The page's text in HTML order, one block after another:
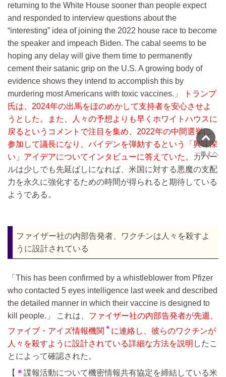
returning to the White House sooner than people expect
and responded to interview questions about the
“interesting” idea of joining the 2022 house race to become
the speaker and impeach Biden. The cabal seems to be
hoping any delay will give them time to permanently
cement their satanic grip on the U.S. A growing body of
evidence shows they intend to accomplish this by
murdering most Americans with toxic vaccines.
トランプ
氏は、2024年の出馬をほのめかして支持者を安心させよ
うとした。また、人々の予想よりも早くホワイトハウスに
戻るというコメントで注目を集め、2022年の中間選挙に
参加して議長になり、バイデンを弾劾するという「興味深
い」アイデアについてインタビューに答えていた。
カバー
ルは少しでも先延ばしになれば、米国に対する悪魔の支配
力を永久に強化するための時間が得られると期待している
ようである。
ファイザー社の内部告発者、ワクチンは人々を殺すよ
うに設計されている
This has been confirmed by a whistleblower from Pfizer
who contacted 5 eyes intelligence last week and described
the detailed manner in which their vaccine is designed to
kill people.
これは、 ファイザー社の内部告発者が先週、
ファイブ・アイズ情報機関 ＊ に連絡し、彼らのワクチンが
人々を殺すように設計されている詳細な方法を説明 したこ
とによって確認された。
【 ＊ 諜報活動について機密情報共有協定を締結している米